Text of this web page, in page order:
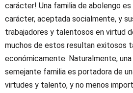
carácter! Una familia de abolengo
carácter, aceptada socialmente, y
trabajadores y talentosos en virtud
muchos de estos resultan exitosos
económicamente. Naturalmente,
semejante familia es portadora de
virtudes y talento, y no menos